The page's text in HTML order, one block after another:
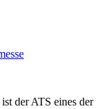
der ATS eines der